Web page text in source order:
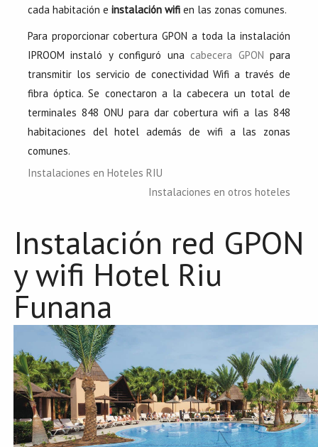
cada habitación e instalación wifien las zonas comunes.
Para proporcionar cobertura GPON a toda la instalación
IPROOM instaló y configuró una cabecera GPON para
transmitir los servicio de conectividad Wifi a través de
fibra óptica. Se conectaron a la cabecera un total de
terminales 848 ONU para dar cobertura wifi a las 848
habitaciones del hotel además de wifi a las zonas
comunes.
Instalaciones en Hoteles RIU
Instalaciones en otros hoteles
Instalación red GPON
y wifi Hotel Riu
Funana